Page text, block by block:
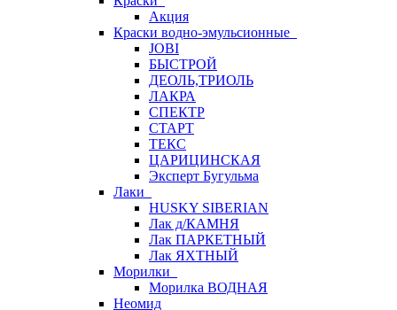
Акция
Краски водно-эмульсионные
JOBI
БЫСТРОЙ
ДЕОЛЬ,ТРИОЛЬ
ЛАКРА
СПЕКТР
СТАРТ
ТЕКС
ЦАРИЦИНСКАЯ
Эксперт Бугульма
Лаки
HUSKY SIBERIAN
Лак д/КАМНЯ
Лак ПАРКЕТНЫЙ
Лак ЯХТНЫЙ
Морилки
Морилка ВОДНАЯ
Неомид